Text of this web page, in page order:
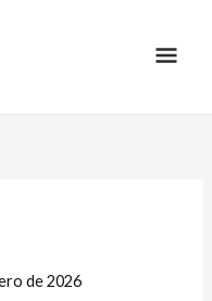
de 2026